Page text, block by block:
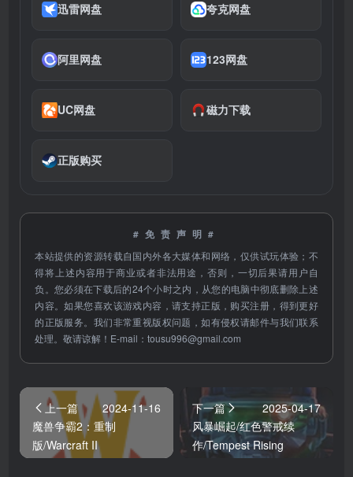
迅雷网盘 夸克网盘
阿里网盘 123网盘
UC网盘 磁力下载
正版购买
#免责声明#
本站提供的资源转载自国内外各大媒体和网络，仅供试玩体验；不
得将上述内容用于商业或者非法用途，否则，一切后果请用户自
负。您必须在下载后的24个小时之内，从您的电脑中彻底删除上述
内容。如果您喜欢该游戏内容，请支持正版，购买注册，得到更好
的正版服务。我们非常重视版权问题，如有侵权请邮件与我们联系
处理。敬请谅解！E-mail：tousu996@gmail.com
上一篇
2024-11-16
魔兽争霸2：重制
版/Warcraft II
Remastered
下一篇
2025-04-17
风暴崛起/红色警戒续
作/Tempest Rising